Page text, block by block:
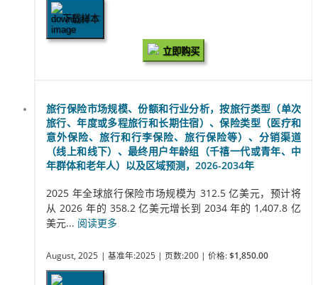
下载样本
立即购买
旅行保险市场规模、份额和行业分析，按旅行类型（单次
旅行、年度或多程旅行和长期住宿）、保险类型（医疗和
意外保险、旅行和行李保险、旅行保险等）、分销渠道
（线上和线下）、最终用户年龄组（千禧一代或青年、中
年群体和老年人）以及区域预测，2026-2034年
2025 年全球旅行保险市场规模为 312.5 亿美元，预计将
从 2026 年的 358.2 亿美元增长到 2034 年的 1,407.8 亿
美元... 阅读更多
August, 2025 | 基准年:2025 | 页数:200 | 价格: $1,850.00